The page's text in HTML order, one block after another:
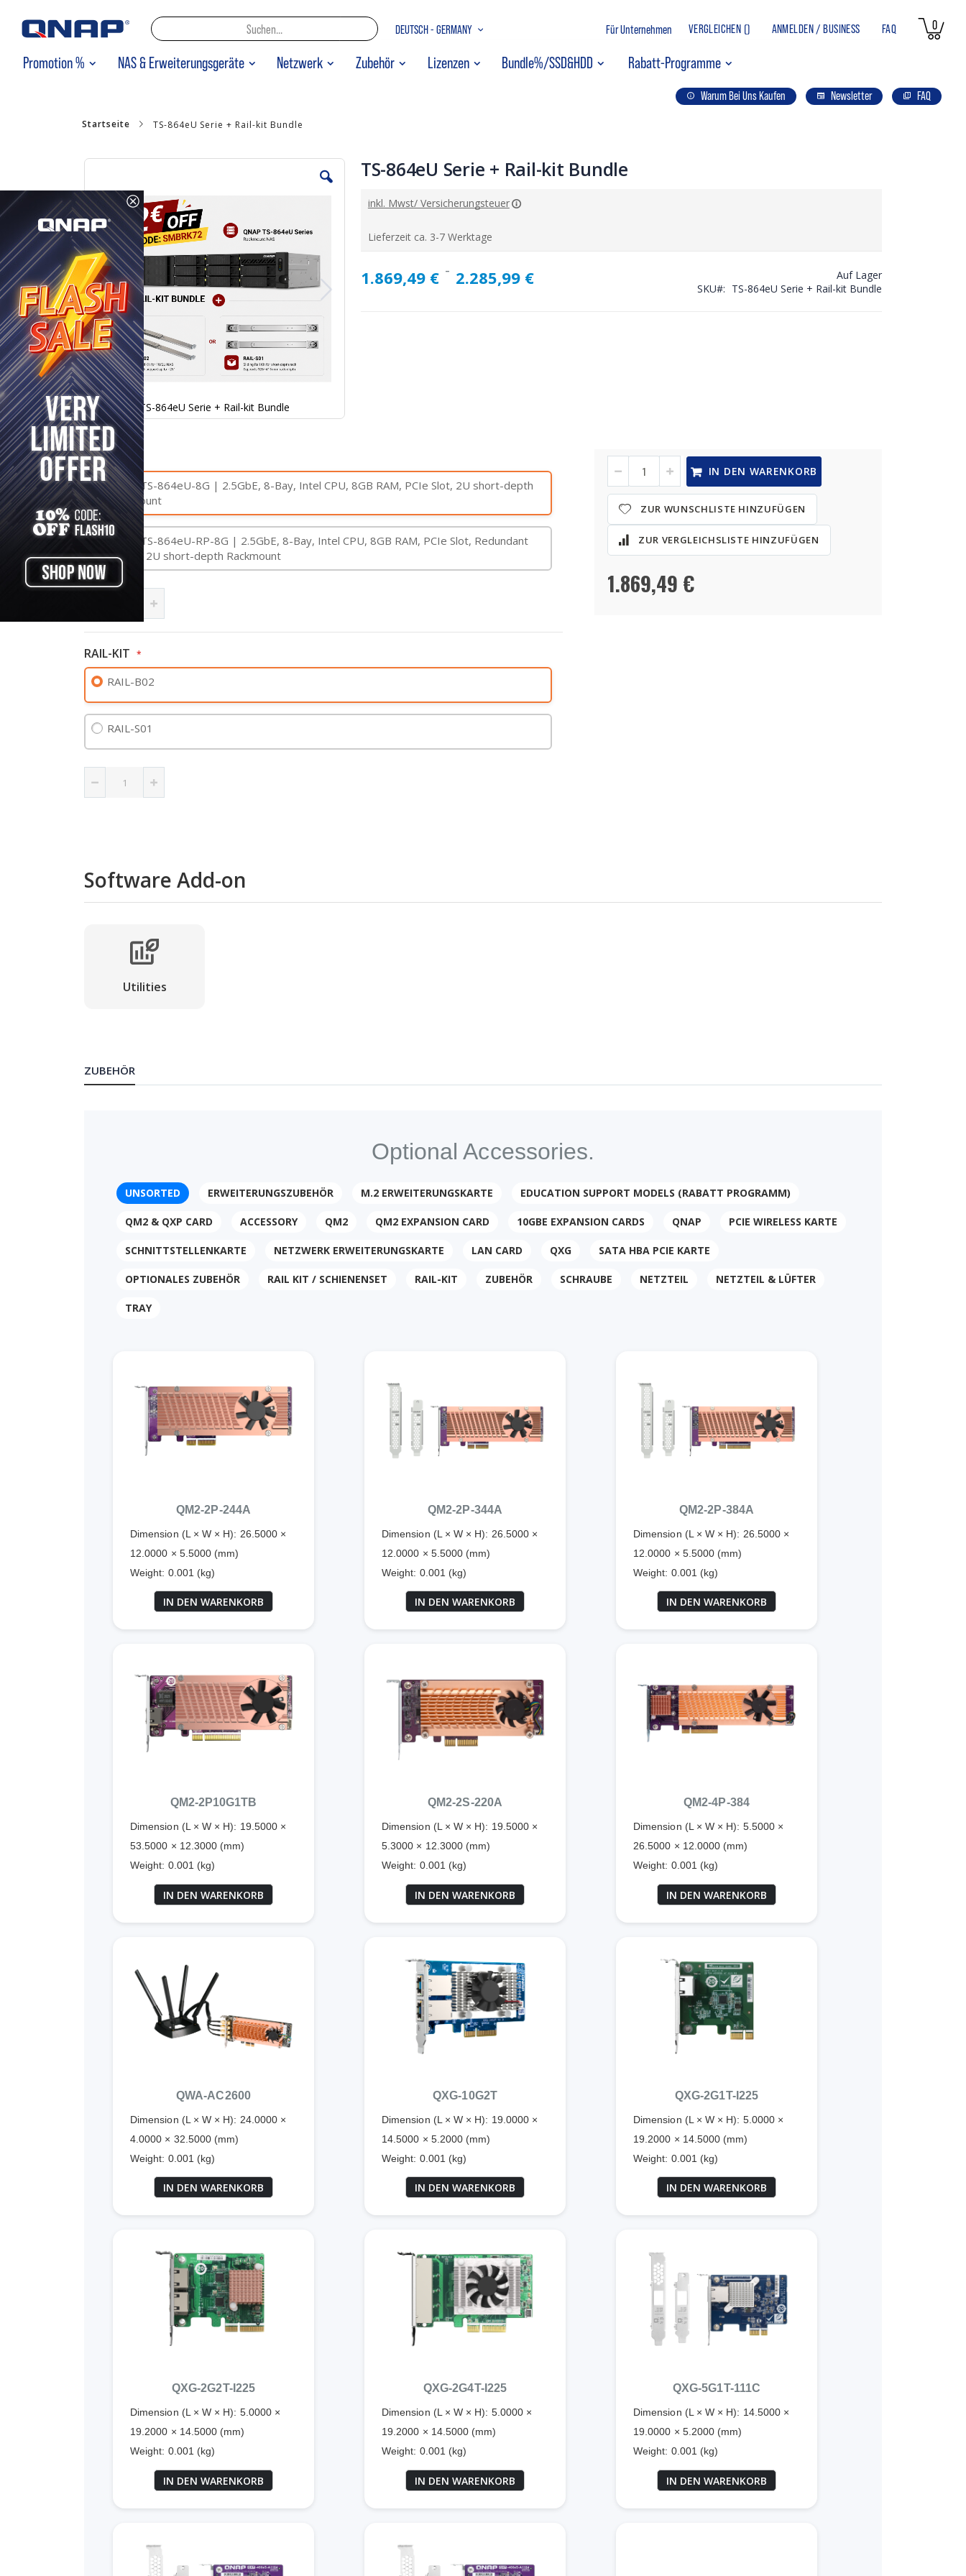
0Artikel
SUCHE
Zum
InhaltSPRACHE
DEUTSCH - GERMANY VERGLEICHEN () ANMELDEN / BUSINESS FAQ
Für Unternehmen
Promotion % NAS & Erweiterungsgeräte Netzwerk Zubehör Lizenzen Bundle%/SSD&HDD Rabatt-Programme
Warum Bei Uns Kaufen Newsletter FAQ
Startseite TS-864eU Serie + Rail-kit Bundle
Zum
der
Bildgalerie
springen
TS-864eU Serie + Rail-kit Bundle
Zum
Anfang
der
Bildgalerie
springen
TS-864eU Serie + Rail-kit Bundle
inkl. Mwst/ Versicherungsteuer
Lieferzeit ca. 3-7 Werktage
1.869,49 € 2.285,99 €
Auf Lager
SKU
TS-864eU Serie + Rail-kit Bundle
NAS
QNAP TS-864eU-8G | 2.5GbE, 8-Bay, Intel CPU, 8GB RAM, PCIe Slot, 2U short-depth
Rackmount
QNAP TS-864eU-RP-8G | 2.5GbE, 8-Bay, Intel CPU, 8GB RAM, PCIe Slot, Redundant
Power, 2U short-depth Rackmount
RAIL-KIT
RAIL-B02
RAIL-S01
864eU
Serie
+
Rail-
kit
Bundle
Lager
IN DEN WARENKORB
ZUR WUNSCHLISTE HINZUFÜGEN
ZUR VERGLEICHSLISTE HINZUFÜGEN
1.869,49 €
Software Add-on
Utilities
ZUBEHÖR
Optional Accessories.
UNSORTED ERWEITERUNGSZUBEHÖR M.2 ERWEITERUNGSKARTE EDUCATION SUPPORT MODELS (RABATT PROGRAMM)
QM2 & QXP CARD ACCESSORY QM2 QM2 EXPANSION CARD 10GBE EXPANSION CARDS QNAP PCIE WIRELESS KARTE
SCHNITTSTELLENKARTE NETZWERK ERWEITERUNGSKARTE LAN CARD QXG SATA HBA PCIE KARTE
OPTIONALES ZUBEHÖR RAIL KIT / SCHIENENSET RAIL-KIT ZUBEHÖR SCHRAUBE NETZTEIL NETZTEIL & LÜFTER
TRAY
QM2-2P-244A
Dimension (L × W × H): 26.5000 ×
12.0000 × 5.5000 (mm)
Weight: 0.001 (kg)
IN DEN WARENKORB
QM2-2P-344A
Dimension (L × W × H): 26.5000 ×
12.0000 × 5.5000 (mm)
Weight: 0.001 (kg)
IN DEN WARENKORB
QM2-2P-384A
Dimension (L × W × H): 26.5000 ×
12.0000 × 5.5000 (mm)
Weight: 0.001 (kg)
IN DEN WARENKORB
QM2-2P10G1TB
Dimension (L × W × H): 19.5000 ×
53.5000 × 12.3000 (mm)
Weight: 0.001 (kg)
IN DEN WARENKORB
QM2-2S-220A
Dimension (L × W × H): 19.5000 ×
5.3000 × 12.3000 (mm)
Weight: 0.001 (kg)
IN DEN WARENKORB
QM2-4P-384
Dimension (L × W × H): 5.5000 ×
26.5000 × 12.0000 (mm)
Weight: 0.001 (kg)
IN DEN WARENKORB
QWA-AC2600
Dimension (L × W × H): 24.0000 ×
4.0000 × 32.5000 (mm)
Weight: 0.001 (kg)
IN DEN WARENKORB
QXG-10G2T
Dimension (L × W × H): 19.0000 ×
14.5000 × 5.2000 (mm)
Weight: 0.001 (kg)
IN DEN WARENKORB
QXG-2G1T-I225
Dimension (L × W × H): 5.0000 ×
19.2000 × 14.5000 (mm)
Weight: 0.001 (kg)
IN DEN WARENKORB
QXG-2G2T-I225
Dimension (L × W × H): 5.0000 ×
19.2000 × 14.5000 (mm)
Weight: 0.001 (kg)
IN DEN WARENKORB
QXG-2G4T-I225
Dimension (L × W × H): 5.0000 ×
19.2000 × 14.5000 (mm)
Weight: 0.001 (kg)
IN DEN WARENKORB
QXG-5G1T-111C
Dimension (L × W × H): 14.5000 ×
19.0000 × 5.2000 (mm)
Weight: 0.001 (kg)
IN DEN WARENKORB